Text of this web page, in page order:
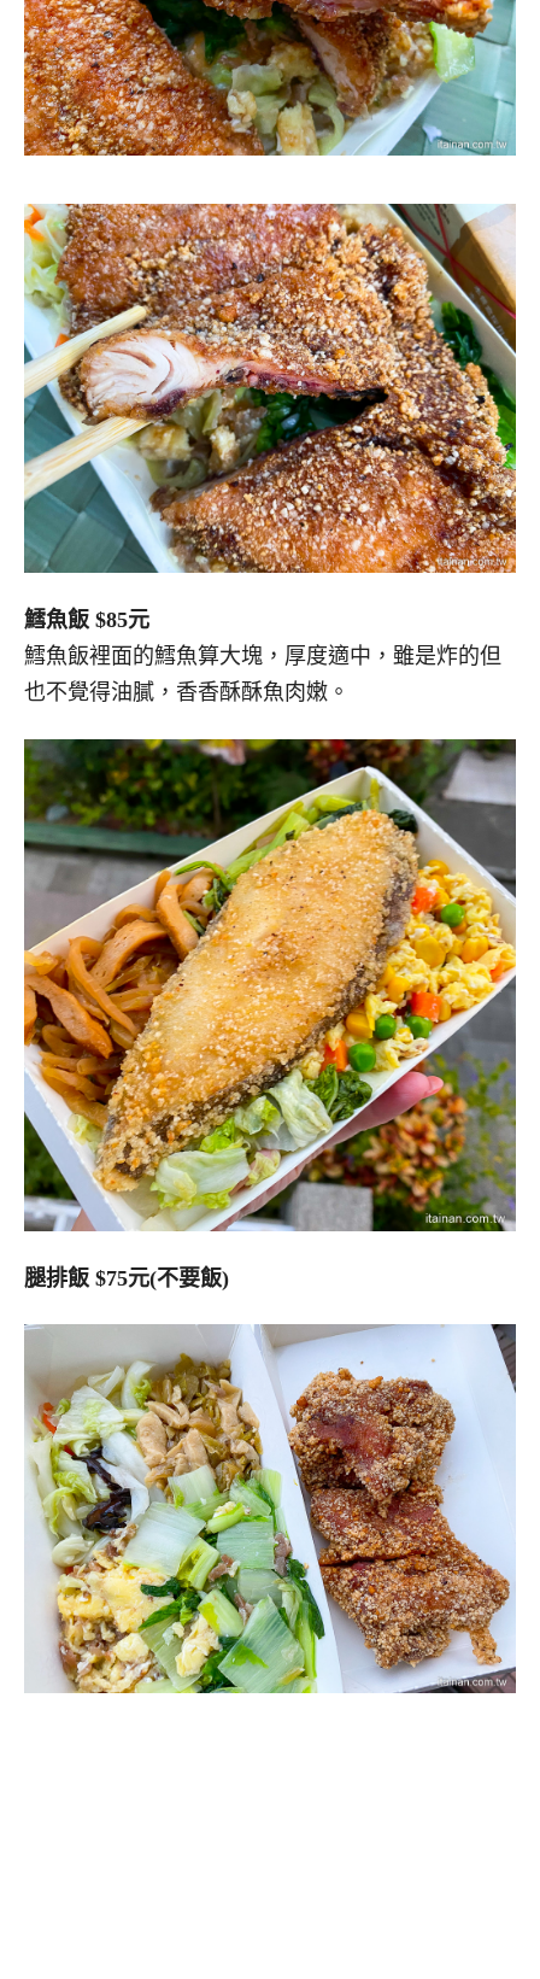
鱈魚飯 $85元
鱈魚飯裡面的鱈魚算大塊，厚度適中，雖是炸的但
也不覺得油膩，香香酥酥魚肉嫩。
腿排飯 $75元(不要飯)